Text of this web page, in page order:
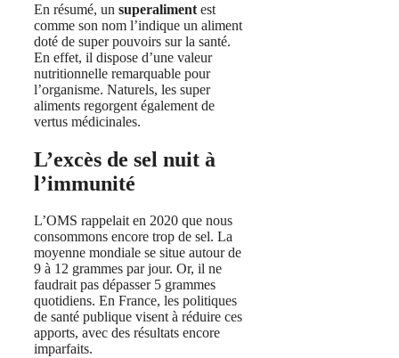
En résumé, un superaliment est
comme son nom l’indique un aliment
doté de super pouvoirs sur la santé.
En effet, il dispose d’une valeur
nutritionnelle remarquable pour
l’organisme. Naturels, les super
aliments regorgent également de
vertus médicinales.
L’excès de sel nuit à
l’immunité
L’OMS rappelait en 2020 que nous
consommons encore trop de sel. La
moyenne mondiale se situe autour de
9 à 12 grammes par jour. Or, il ne
faudrait pas dépasser 5 grammes
quotidiens. En France, les politiques
de santé publique visent à réduire ces
apports, avec des résultats encore
imparfaits.